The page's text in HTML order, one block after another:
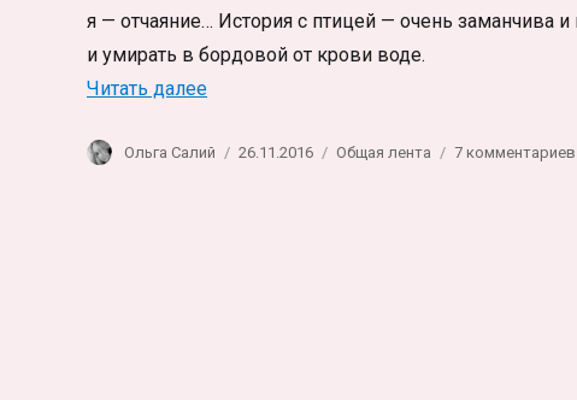
я — отчаяние… История с птицей — очень заманчива
и умирать в бордовой от крови воде.
Читать далее«Игры с жизнью. Про самоубийц»
Автор
Ольга Салий Опубликовано
26.11.2016 Рубрики
Общая лента 7 комментариев